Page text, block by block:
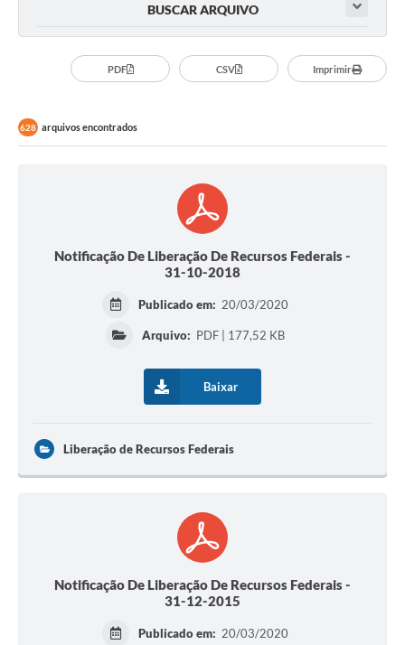
BUSCAR ARQUIVO
PDF CSV Imprimir
628 arquivos encontrados
Notificação De Liberação De Recursos Federais -
31-10-2018
Publicado em: 20/03/2020
Arquivo: PDF | 177,52 KB
Baixar
Liberação de Recursos Federais
Notificação De Liberação De Recursos Federais -
31-12-2015
Publicado em: 20/03/2020